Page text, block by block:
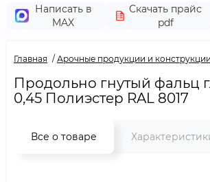
Написать в
MAX
Скачать прайс
pdf
Главная Арочные продукции и конструкции
Продольно гнутый фальц
0,45 Полиэстер RAL 8017
Все о товаре